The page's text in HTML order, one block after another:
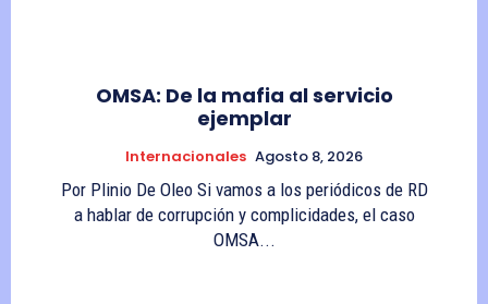
OMSA: De la mafia al servicio
ejemplar
Internacionales Agosto 8, 2026
Por Plinio De Oleo Si vamos a los periódicos de RD
a hablar de corrupción y complicidades, el caso
OMSA...